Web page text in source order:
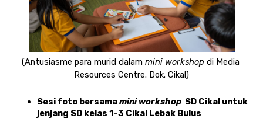
(Antusiasme para murid dalam mini workshop di Media
Resources Centre. Dok. Cikal)
Sesi foto bersama mini workshop SD Cikal untuk
jenjang SD kelas 1-3 Cikal Lebak Bulus